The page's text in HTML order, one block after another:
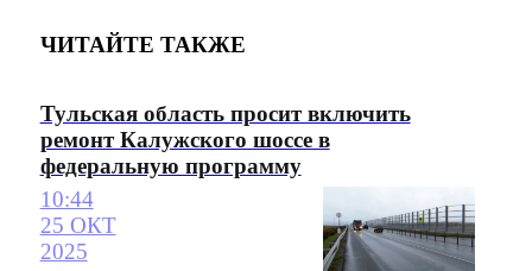
ЧИТАЙТЕ ТАКЖЕ
Тульская область просит включить
ремонт Калужского шоссе в
федеральную программу
10:44
25 ОКТ
2025